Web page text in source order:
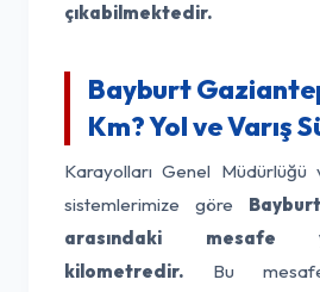
çıkabilmektedir.
Bayburt
Km? Yol ve Varış
Karayolları Genel
sistemlerimize göre
arasındaki mesafe
kilometredir. Bu